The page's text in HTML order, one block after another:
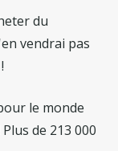
du
vendrai pas
le monde
de 213 000